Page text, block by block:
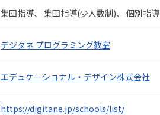
集団指導 集団指導(少人数制) 個別指導
デジタネ プログラミング教室
エデュケーショナル・デザイン株式会社
https://digitane.jp/schools/list/